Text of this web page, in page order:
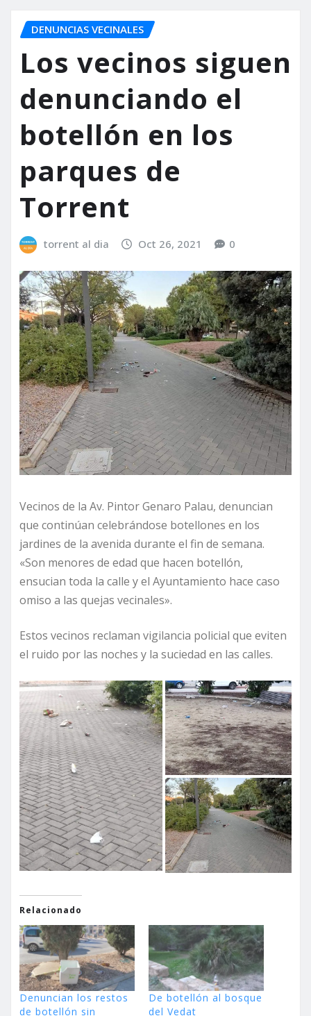
DENUNCIAS VECINALES
Los vecinos siguen
denunciando el
botellón en los
parques de
Torrent
torrent al dia Oct 26, 2021 0
Vecinos de la Av. Pintor Genaro Palau, denuncian
que continúan celebrándose botellones en los
jardines de la avenida durante el fin de semana.
«Son menores de edad que hacen botellón,
ensucian toda la calle y el Ayuntamiento hace caso
omiso a las quejas vecinales».
Estos vecinos reclaman vigilancia policial que eviten
el ruido por las noches y la suciedad en las calles.
Relacionado
Denuncian los restos
de botellón sin
De botellón al bosque
del Vedat